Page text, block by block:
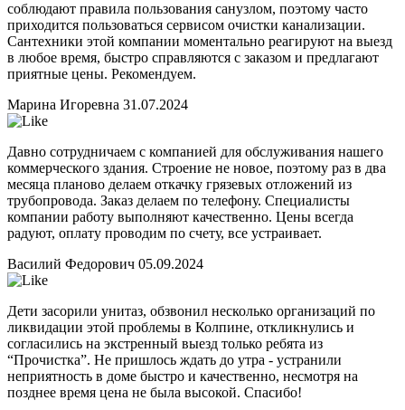
соблюдают правила пользования санузлом, поэтому часто
приходится пользоваться сервисом очистки канализации.
Сантехники этой компании моментально реагируют на выезд
в любое время, быстро справляются с заказом и предлагают
приятные цены. Рекомендуем.
Марина Игоревна 31.07.2024
Давно сотрудничаем с компанией для обслуживания нашего
коммерческого здания. Строение не новое, поэтому раз в два
месяца планово делаем откачку грязевых отложений из
трубопровода. Заказ делаем по телефону. Специалисты
компании работу выполняют качественно. Цены всегда
радуют, оплату проводим по счету, все устраивает.
Василий Федорович 05.09.2024
Дети засорили унитаз, обзвонил несколько организаций по
ликвидации этой проблемы в Колпине, откликнулись и
согласились на экстренный выезд только ребята из
“Прочистка”. Не пришлось ждать до утра - устранили
неприятность в доме быстро и качественно, несмотря на
позднее время цена не была высокой. Спасибо!